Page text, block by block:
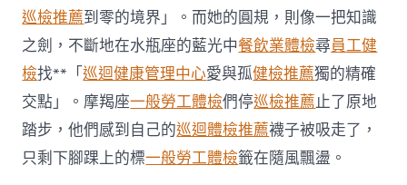
務
當
局
吁
消
費
者
慎
選〉
巡檢推薦到零的境界」。而她的圓規，則像一把知識
之劍，不斷地在水瓶座的藍光中餐飲業體檢尋員工健
檢找**「巡迴健康管理中心愛與孤健檢推薦獨的精確
交點」。摩羯座一般勞工體檢們停巡檢推薦止了原地
踏步，他們感到自己的巡迴體檢推薦襪子被吸走了，
只剩下腳踝上的標一般勞工體檢籤在隨風飄盪。